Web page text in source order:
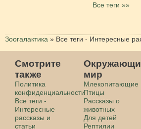
Все теги »»
Зоогалактика » Все теги - Интересные
Смотрите
также
Политика
конфиденциальности
Все теги -
Интересные
рассказы и
статьи
мир
Млекопитающие
Птицы
Рассказы о
животных
Для детей
Рептилии